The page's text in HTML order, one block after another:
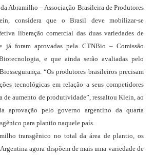
Abramilho – Associação Brasileira de Produtores
considera que o Brasil deve mobilizar-se
liberação comercial das duas variedades de
já foram aprovadas pela CTNBio – Comissão
e que ainda serão avaliadas pelo
“Os produtores brasileiros precisam
tecnológicas em relação a seus competidores
de aumento de produtividade”, ressaltou Klein, ao
aprovação pelo governo argentino da quarta
para plantio naquele país.
transgênico no total da área de plantio, os
agora dispõem de mais uma variedade de